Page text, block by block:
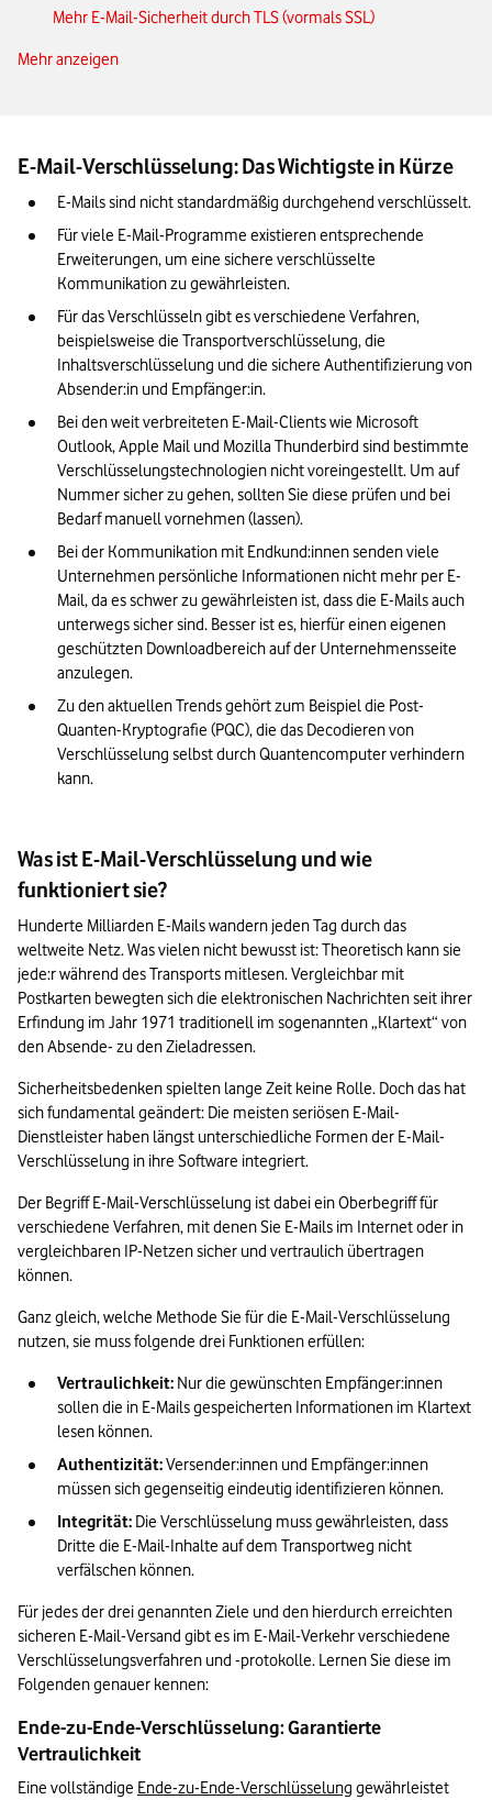
Mehr E-Mail-Sicherheit durch TLS (vormals SSL)
Verschlüsselte E-Mail-Kommunikation mit PGP
Vorteile und Grenzen der E-Mail-Verschlüsselung
So verschlüsseln Sie E-Mails in Outlook
Sicherheitstipps für verschlüsselte E-Mails
DSGVO-Richtlinien zur E-Mail-Verschlüsselung
Alternative Ansätze und Zukunft der E-Mail-Sicherheit
Unser Fazit zum Thema E-Mails verschlüsseln
Mehr anzeigen
E-Mail-Verschlüsselung: Das Wichtigste in Kürze
E-Mails sind nicht standardmäßig durchgehend verschlüsselt.
Für viele E-Mail-Programme existieren entsprechende
Erweiterungen, um eine sichere verschlüsselte
Kommunikation zu gewährleisten.
Für das Verschlüsseln gibt es verschiedene Verfahren,
beispielsweise die Transportverschlüsselung, die
Inhaltsverschlüsselung und die sichere Authentifizierung von
Absender:in und Empfänger:in.
Bei den weit verbreiteten E-Mail-Clients wie Microsoft
Outlook, Apple Mail und Mozilla Thunderbird sind bestimmte
Verschlüsselungstechnologien nicht voreingestellt. Um auf
Nummer sicher zu gehen, sollten Sie diese prüfen und bei
Bedarf manuell vornehmen (lassen).
Bei der Kommunikation mit Endkund:innen senden viele
Unternehmen persönliche Informationen nicht mehr per E-
Mail, da es schwer zu gewährleisten ist, dass die E-Mails auch
unterwegs sicher sind. Besser ist es, hierfür einen eigenen
geschützten Downloadbereich auf der Unternehmensseite
anzulegen.
Zu den aktuellen Trends gehört zum Beispiel die Post-
Quanten-Kryptografie (PQC), die das Decodieren von
Verschlüsselung selbst durch Quantencomputer verhindern
kann.
Was ist E-Mail-Verschlüsselung und wie
funktioniert sie?
Hunderte Milliarden E-Mails wandern jeden Tag durch das
weltweite Netz. Was vielen nicht bewusst ist: Theoretisch kann sie
jede:r während des Transports mitlesen. Vergleichbar mit
Postkarten bewegten sich die elektronischen Nachrichten seit ihrer
Erfindung im Jahr 1971 traditionell im sogenannten „Klartext“ von
den Absende- zu den Zieladressen.
Sicherheitsbedenken spielten lange Zeit keine Rolle. Doch das hat
sich fundamental geändert: Die meisten seriösen E-Mail-
Dienstleister haben längst unterschiedliche Formen der E-Mail-
Verschlüsselung in ihre Software integriert.
Der Begriff E-Mail-Verschlüsselung ist dabei ein Oberbegriff für
verschiedene Verfahren, mit denen Sie E-Mails im Internet oder in
vergleichbaren IP-Netzen sicher und vertraulich übertragen
können.
Ganz gleich, welche Methode Sie für die E-Mail-Verschlüsselung
nutzen, sie muss folgende drei Funktionen erfüllen:
Vertraulichkeit: Nur die gewünschten Empfänger:innen
sollen die in E-Mails gespeicherten Informationen im Klartext
lesen können.
Authentizität: Versender:innen und Empfänger:innen
müssen sich gegenseitig eindeutig identifizieren können.
Integrität: Die Verschlüsselung muss gewährleisten, dass
Dritte die E-Mail-Inhalte auf dem Transportweg nicht
verfälschen können.
Für jedes der drei genannten Ziele und den hierdurch erreichten
sicheren E-Mail-Versand gibt es im E-Mail-Verkehr verschiedene
Verschlüsselungsverfahren und -protokolle. Lernen Sie diese im
Folgenden genauer kennen:
Ende-zu-Ende-Verschlüsselung: Garantierte
Vertraulichkeit
Eine vollständige Ende-zu-Ende-Verschlüsselung gewährleistet